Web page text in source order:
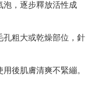
泡，逐步釋放活性成
孔粗大或乾燥部位，針
後肌膚清爽不緊繃。